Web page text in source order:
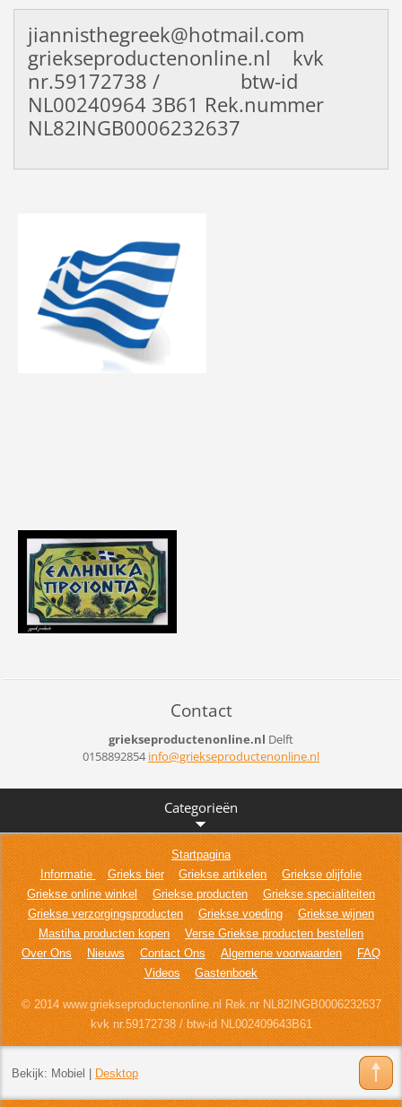
jiannisthegreek@hotmail.com
griekseproductenonline.nl kvk
nr.59172738 / btw-id
NL002409643B61 Rek.nummer
NL82INGB0006232637
Contact
griekseproductenonline.nl Delft
0158892854info@griekseproductenonline.nl
Categorieën
Startpagina
Informatie
Grieks bier Griekse artikelen
Griekse olijfolie
Griekse online winkel
Griekse producten
Griekse specialiteiten
Griekse verzorgingsproducten
Griekse voeding
Griekse wijnen
Mastiha producten kopen
Verse Griekse producten bestellen
Over Ons
Nieuws Contact Ons Algemene voorwaarden
FAQ
Videos
Gastenboek
© 2014 www.griekseproductenonline.nl Rek.nr NL82INGB0006232637
kvk nr.59172738 / btw-id NL002409643B61
Bekijk: Mobiel Desktop